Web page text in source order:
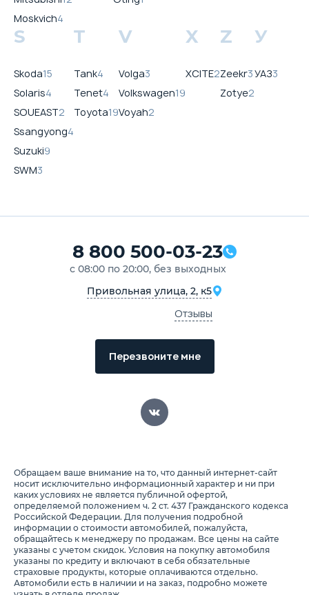
Moskvich4
S
Skoda15
Solaris4
SOUEAST2
Ssangyong4
Suzuki9
SWM3
T
Tank4
Tenet4
Toyota19
V
Volga3
Volkswagen19
Voyah2
X
XCITE2
Z
Zeekr3
Zotye2
У
УАЗ3
8 800 500-03-23
с 08:00 по 20:00, без выходных
Привольная улица, 2, к5
Отзывы
Перезвоните мне
Обращаем ваше внимание на то, что данный интернет-сайт
носит исключительно информационный характер и ни при
каких условиях не является публичной офертой,
определяемой положением ч. 2 ст. 437 Гражданского кодекса
Российской Федерации. Для получения подробной
информации о стоимости автомобилей, пожалуйста,
обращайтесь к менеджеру по продажам. Все цены на сайте
указаны с учетом скидок. Условия на покупку автомобиля
указаны по кредиту и включают в себя обязательные
страховые продукты, которые оплачиваются отдельно.
Автомобили есть в наличии и на заказ, подробно можете